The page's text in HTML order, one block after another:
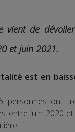
vient de
et juin 2021.
est en
personnes ont
entre juin 2020